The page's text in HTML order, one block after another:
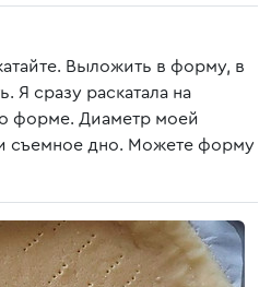
Выложить в форму, в
Я сразу раскатала на
форме. Диаметр моей
съемное дно. Можете форму